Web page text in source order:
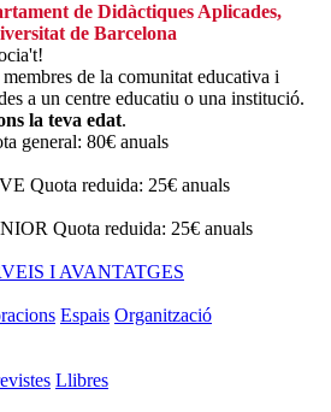
de Didàctiques Aplicades,
de Barcelona
de la comunitat educativa i
a un centre educatiu o una institució.
la teva edat.
general: 80€ anuals
Quota reduida: 25€ anuals
Quota reduida: 25€ anuals
I AVANTATGES
Espais Organització
Llibres